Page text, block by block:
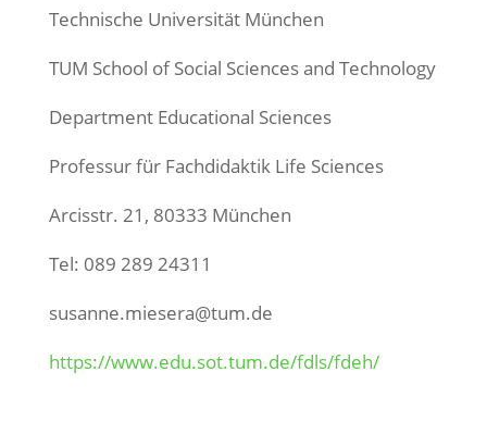
Technische Universität München
TUM School of Social Sciences and Technology
Department Educational Sciences
Professur für Fachdidaktik Life Sciences
Arcisstr. 21, 80333 München
Tel: 089 289 24311
susanne.miesera@tum.de
https://www.edu.sot.tum.de/fdls/fdeh/